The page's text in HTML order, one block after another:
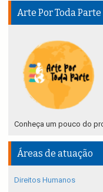
Arte Por Toda Parte
Conheça um pouco do
Áreas de atuação
Direitos Humanos